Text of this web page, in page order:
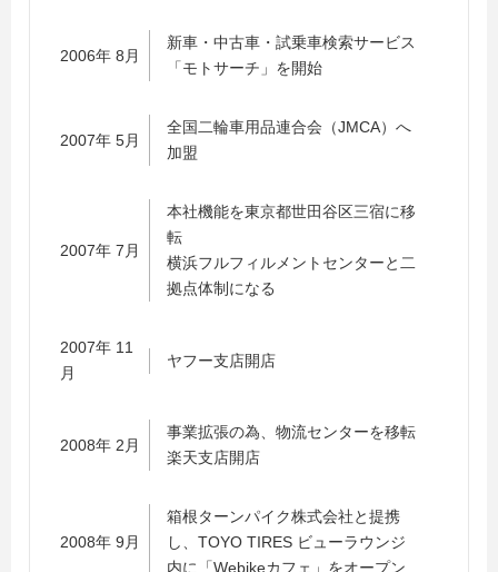
2006年 8月
新車・中古車・試乗車検索サービス
「モトサーチ」を開始
2007年 5月
全国二輪車用品連合会（JMCA）へ
加盟
2007年 7月
本社機能を東京都世田谷区三宿に移
転
横浜フルフィルメントセンターと二
拠点体制になる
2007年 11
月
ヤフー支店開店
2008年 2月
事業拡張の為、物流センターを移転
楽天支店開店
2008年 9月
箱根ターンパイク株式会社と提携
し、TOYO TIRES ビューラウンジ
内に「Webikeカフェ」をオープン